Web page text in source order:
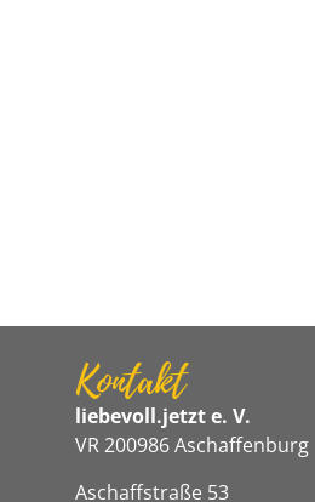
Kontakt
liebevoll.jetzt e. V.
VR 200986 Aschaffenburg
Aschaffstraße 53